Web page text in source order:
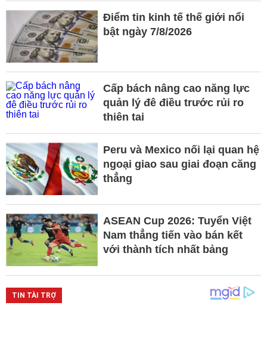
Điểm tin kinh tế thế giới nổi
bật ngày 7/8/2026
Cấp bách nâng cao năng lực
quản lý đê điều trước rủi ro
thiên tai
Peru và Mexico nối lại quan hệ
ngoại giao sau giai đoạn căng
thẳng
ASEAN Cup 2026: Tuyển Việt
Nam thẳng tiến vào bán kết
với thành tích nhất bảng